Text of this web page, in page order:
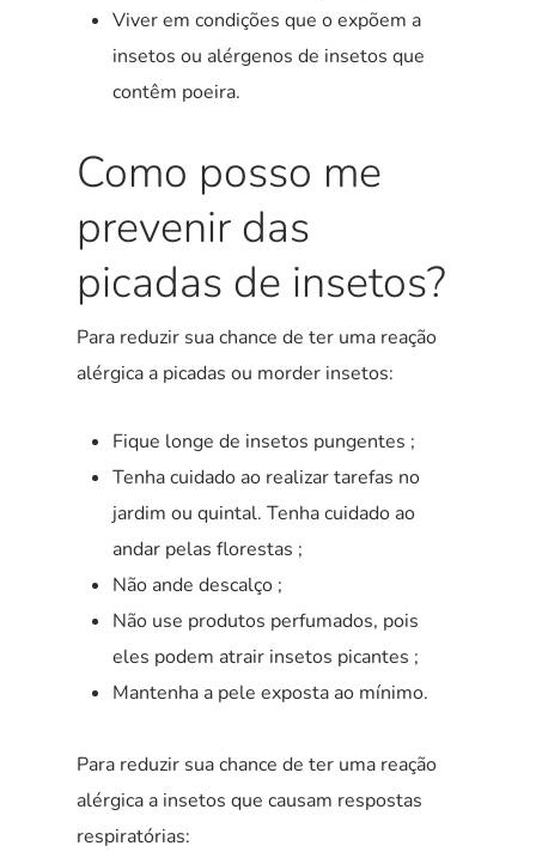
Viver em condições que o expõem a
insetos ou alérgenos de insetos que
contêm poeira.
Como posso me
prevenir das
picadas de insetos?
Para reduzir sua chance de ter uma reação
alérgica a picadas ou morder insetos:
Fique longe de insetos pungentes ;
Tenha cuidado ao realizar tarefas no
jardim ou quintal. Tenha cuidado ao
andar pelas florestas ;
Não ande descalço ;
Não use produtos perfumados, pois
eles podem atrair insetos picantes ;
Mantenha a pele exposta ao mínimo.
Para reduzir sua chance de ter uma reação
alérgica a insetos que causam respostas
respiratórias: